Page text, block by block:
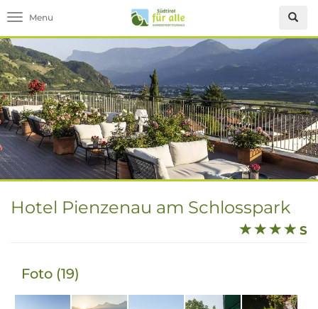
Toggle navigation
Hotel Pienzenau am Schlosspark
S
Foto (19)